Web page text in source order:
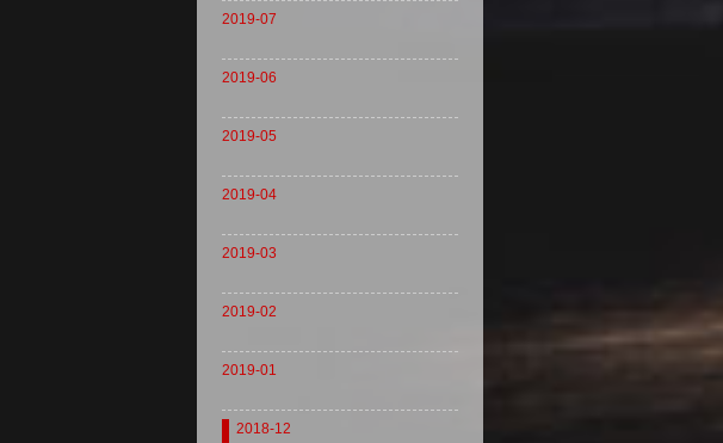
2019-07
2019-06
2019-05
2019-04
2019-03
2019-02
2019-01
2018-12